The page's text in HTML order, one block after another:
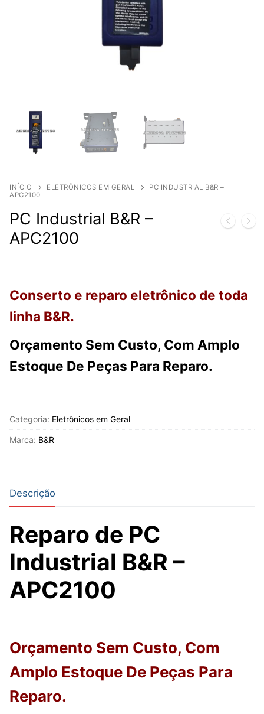
INÍCIO ELETRÔNICOS EM GERAL
PC INDUSTRIAL B&R –
APC2100
PC Industrial B&R –
APC2100
Conserto e reparo eletrônico de toda
linha B&R.
Orçamento Sem Custo, Com Amplo
Estoque De Peças Para Reparo.
Categoria: Eletrônicos em Geral
Marca: B&R
Descrição
Reparo de PC
Industrial B&R –
APC2100
Orçamento Sem Custo, Com
Amplo Estoque De Peças Para
Reparo.